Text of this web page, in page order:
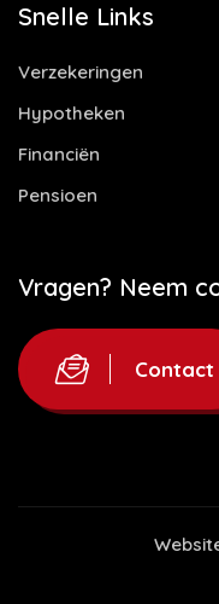
Snelle Links
Verzekeringen
Hypotheken
Financiën
Pensioen
Vragen? Neem
Contact